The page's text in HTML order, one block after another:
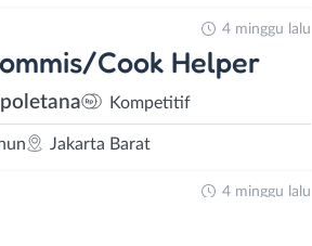
Cook Helper
Kompetitif
Jakarta Barat
4 minggu lalu
4 minggu lalu